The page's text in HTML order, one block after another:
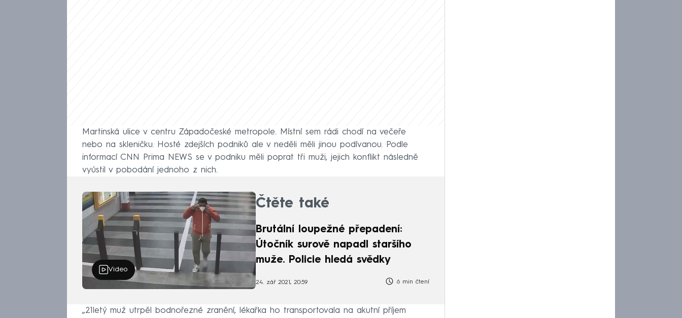
Martinská ulice v centru Západočeské metropole. Místní sem rádi chodí na večeře
nebo na skleničku. Hosté zdejších podniků ale v neděli měli jinou podívanou. Podle
informací CNN Prima NEWS se v podniku měli poprat tři muži, jejich konflikt následně
vyústil v pobodání jednoho z nich.
Video
Čtěte také
Brutální loupežné přepadení:
Útočník surově napadl staršího
muže. Policie hledá svědky
24. zář 2021, 20:59 6 min čtení
„21letý muž utrpěl bodnořezné zranění, lékařka ho transportovala na akutní příjem